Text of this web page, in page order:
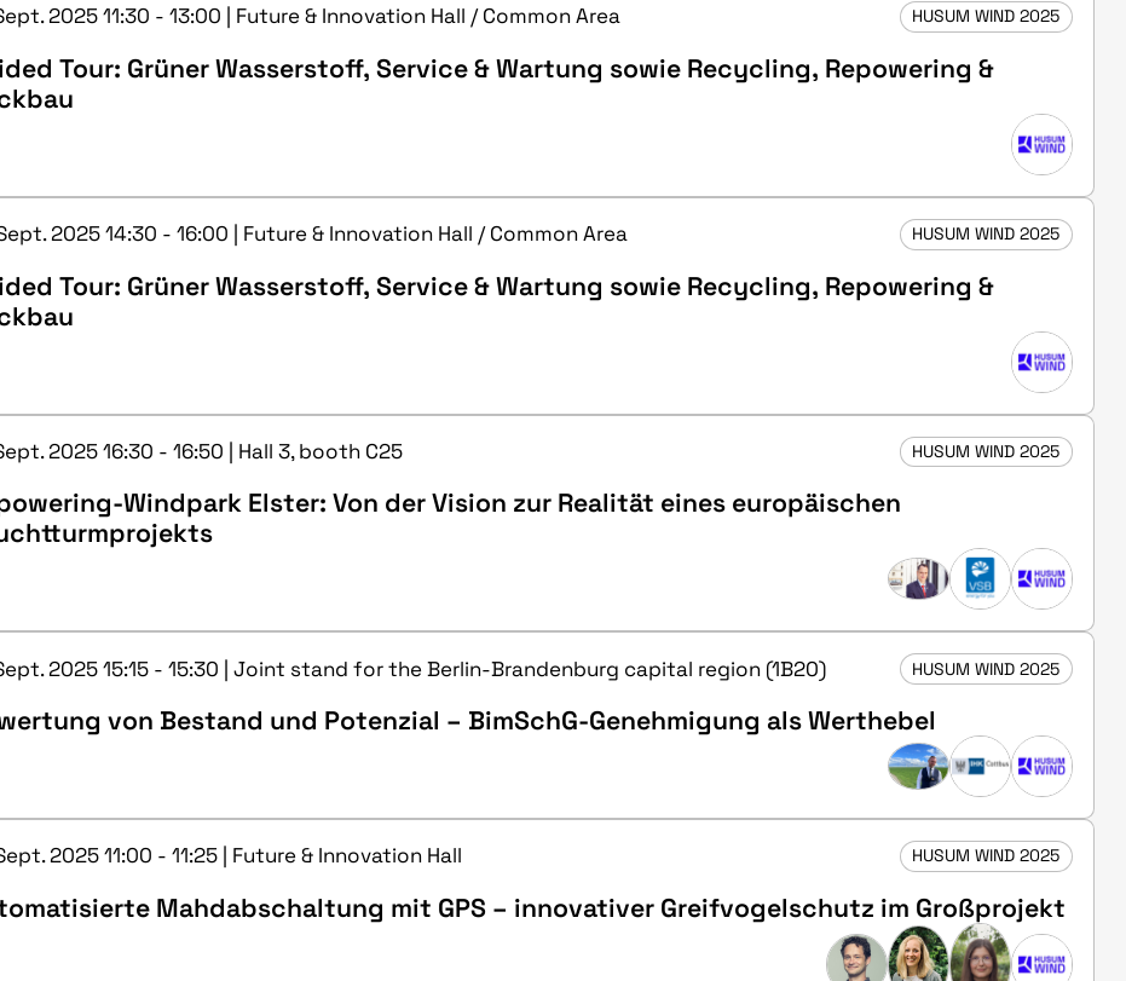
2025 11:30 - 13:00 | Future & Innovation Hall / Common Area HUSUM WIND 2025
Tour: Grüner Wasserstoff, Service & Wartung sowie Recycling, Repowering &
2025 14:30 - 16:00 | Future & Innovation Hall / Common Area HUSUM WIND 2025
Tour: Grüner Wasserstoff, Service & Wartung sowie Recycling, Repowering &
2025 16:30 - 16:50 | Hall 3, booth C25 HUSUM WIND 2025
Windpark Elster: Von der Vision zur Realität eines europäischen
2025 15:15 - 15:30 | Joint stand for the Berlin-Brandenburg capital region (1B20) HUSUM WIND 2025
von Bestand und Potenzial – BimSchG-Genehmigung als Werthebel
2025 11:00 - 11:25 | Future & Innovation Hall HUSUM WIND 2025
Mahdabschaltung mit GPS – innovativer Greifvogelschutz im Großprojekt